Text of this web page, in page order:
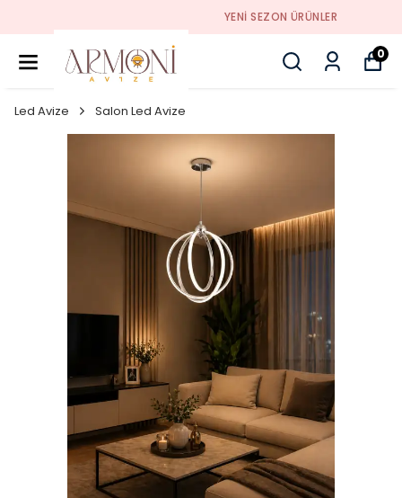
YENI SEZON ÜRÜNLER
0
Led Avize Salon Led Avize